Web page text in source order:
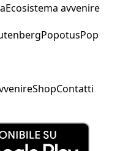
Ecosistema avvenire
PopotusPop
ShopContatti